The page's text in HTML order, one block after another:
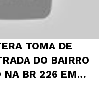
TOMA DE
DO BAIRRO
NA BR 226 EM